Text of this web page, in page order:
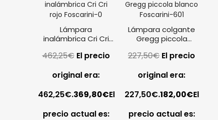
Lámpara
inalámbrica Cri Cri
462,25€ El precio
original era:
462,25€.369,80€El
precio actual es:
Lámpara colgante
Gregg piccola
227,50€ El precio
original era:
227,50€.182,00€El
precio actual es: